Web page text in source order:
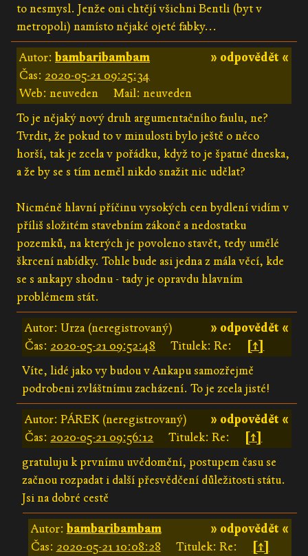
to nesmysl. Jenže oni chtějí všichni Bentli (byt v
metropoli) namísto nějaké ojeté fabky...
» odpovědět «
Autor: bambaribambam
Čas: 2020-05-21 09:25:34
Web: neuveden
Mail: neuveden
To je nějaký nový druh argumentačního faulu, ne?
Tvrdit, že pokud to v minulosti bylo ještě o něco
horší, tak je zcela v pořádku, když to je špatné dneska,
a že by se s tím neměl nikdo snažit nic udělat?
Nicméně hlavní příčinu vysokých cen bydlení vidím v
příliš složitém stavebním zákoně a nedostatku
pozemků, na kterých je povoleno stavět, tedy umělé
škrcení nabídky. Tohle bude asi jedna z mála věcí, kde
se s ankapy shodnu - tady je opravdu hlavním
problémem stát.
» odpovědět «
Autor: Urza (neregistrovaný)
Čas: 2020-05-21 09:52:48 Titulek: Re:
[↑]
Víte, lidé jako vy budou v Ankapu samozřejmě
podrobeni zvláštnímu zacházení. To je zcela jisté!
» odpovědět «
Autor: PÁREK (neregistrovaný)
Čas: 2020-05-21 09:56:12 Titulek: Re:
[↑]
gratuluju k prvnímu uvědomění, postupem času se
začnou rozpadat i další přesvědčení důležitosti státu.
Jsi na dobré cestě
» odpovědět «
Autor: bambaribambam
Čas: 2020-05-21 10:08:28 Titulek: Re:
[↑]